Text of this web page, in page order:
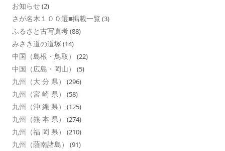
お知らせ(2)
さが名木１００選■掲載一覧 (3)
ふるさと古写真考(88)
みさき道の道塚 (14)
中国（島根・鳥取） (22)
中国（広島・岡山） (5)
九州（大 分 県） (296)
九州（宮 崎 県） (58)
九州（沖 縄 県） (125)
九州（熊 本 県） (274)
九州（福 岡 県） (210)
九州（薩南諸島） (91)